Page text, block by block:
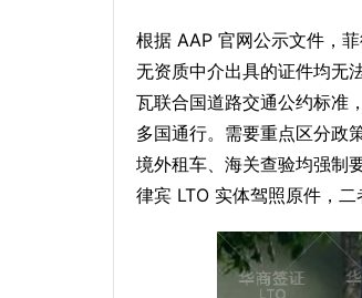
根据 AAP 官网公示文件，
无资质中介出具的证件均无
瓦联合国道路交通公约标准
多国通行。需要重点区分政
境外租车、海关查验均强制
律宾 LTO 实体驾照原件，二